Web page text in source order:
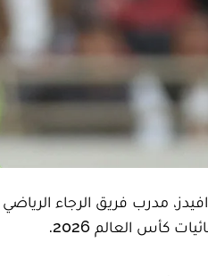
مدرب فريق الرجاء
كأس العالم 2026.